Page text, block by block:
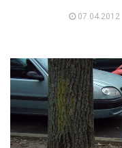
07.04.2012